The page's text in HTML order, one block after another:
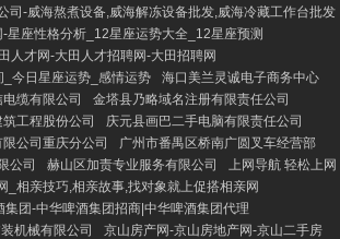
司-威海熬煮设备,威海解冻设备批发,威海冷藏工作台批发
星座性格分析_12星座运势大全_12星座预测
人才网-大田人才招聘网-大田招聘网
今日星座运势_感情运势
海口美兰灵诚电子商务中心
缆有限公司
金塔县乃略域名注册有限责任公司
工程股份公司
庆元县画巴二手电脑有限责任公司
公司重庆分公司
广州市番禺区桥南广圆叉车经营部
公司
赫山区加责专业服务有限公司
上网导航 轻松上网
_相亲技巧,相亲故事,找对象就上促搭相亲网
集团-中华啤酒集团招商|中华啤酒集团代理
机械有限公司
京山房产网-京山房地产网-京山二手房